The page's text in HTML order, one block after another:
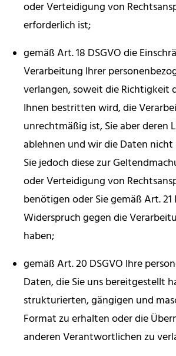
oder Verteidigung von
erforderlich ist;
gemäß Art. 18 DSGVO die
Verarbeitung Ihrer
verlangen, soweit die Richtigkeit
Ihnen bestritten wird, die
unrechtmäßig ist, Sie aber deren
ablehnen und wir die Daten
Sie jedoch diese zur
oder Verteidigung von
benötigen oder Sie gemäß Art. 21
Widerspruch gegen die
haben;
gemäß Art. 20 DSGVO Ihre
Daten, die Sie uns bereitgestellt
strukturierten, gängigen und
Format zu erhalten oder die
anderen Verantwortlichen zu